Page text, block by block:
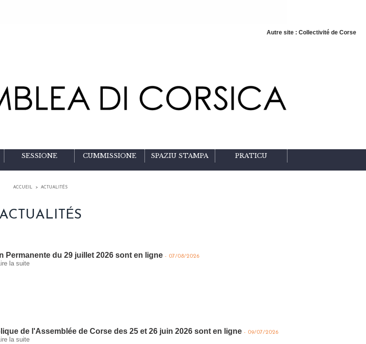
Autre site : Collectivité de Corse
SESSIONE CUMMISSIONE SPAZIU STAMPA PRATICU
ACCUEIL > ACTUALITÉS
ACTUALITÉS
Permanente du 29 juillet 2026 sont en ligne - 07/08/2026
la suite
de l'Assemblée de Corse des 25 et 26 juin 2026 sont en ligne - 09/07/2026
la suite